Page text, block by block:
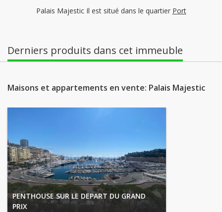
Palais Majestic Il est situé dans le quartier Port
Derniers produits dans cet immeuble
Maisons et appartements en vente: Palais Majestic
PENTHOUSE SUR LE DEPART DU GRAND
PRIX